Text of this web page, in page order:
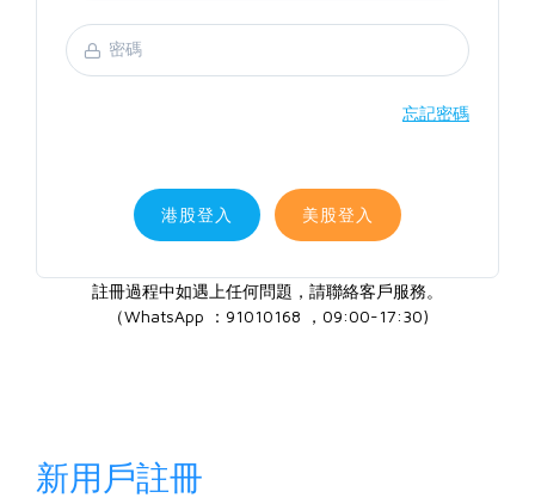
忘記密碼
港股登入 美股登入
註冊過程中如遇上任何問題，請聯絡客戶服務。
（WhatsApp ：91010168 ，09:00-17:30)
新用戶註冊